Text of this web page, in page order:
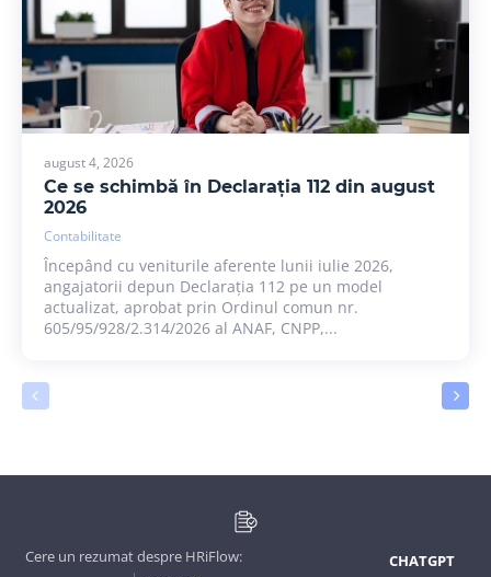
august 4, 2026
Ce se schimbă în Declarația 112 din august
2026
Contabilitate
Începând cu veniturile aferente lunii iulie 2026,
angajatorii depun Declarația 112 pe un model
actualizat, aprobat prin Ordinul comun nr.
605/95/928/2.314/2026 al ANAF, CNPP,...
Cere un rezumat despre HRiFlow:
CHATGPT